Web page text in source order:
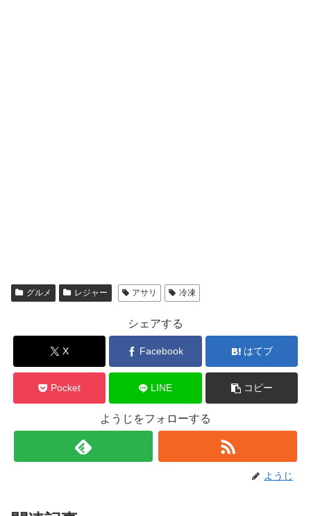
グルメ レジャー アサリ 冷凍
シェアする
X Facebook はてブ
Pocket LINE コピー
ようじをフォローする
ようじ